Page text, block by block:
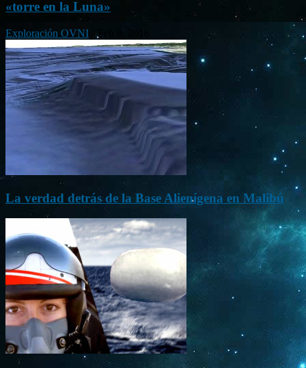
«torre en la Luna»
Exploración OVNI Feb 9, 2016
La verdad detrás de la Base Alienígena en Malibú